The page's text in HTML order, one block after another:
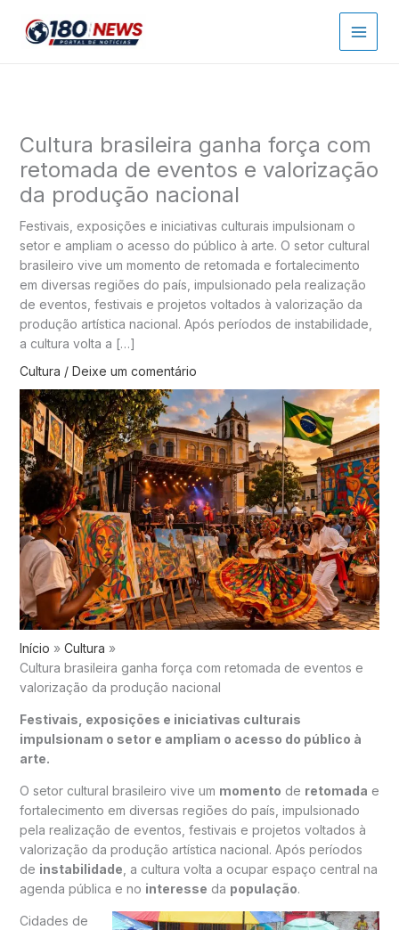
para
Cultura brasileira ganha força com
retomada de eventos e valorização
da produção nacional
Festivais, exposições e iniciativas culturais impulsionam o
setor e ampliam o acesso do público à arte. O setor cultural
brasileiro vive um momento de retomada e fortalecimento
em diversas regiões do país, impulsionado pela realização
de eventos, festivais e projetos voltados à valorização da
produção artística nacional. Após períodos de instabilidade,
a cultura volta a […]
Cultura / Deixe um comentário
Início
Cultura
Cultura brasileira ganha força com retomada de eventos e
valorização da produção nacional
Festivais, exposições e iniciativas culturais
impulsionam o setor e ampliam o acesso do público à
arte.
O setor cultural brasileiro vive um momento de retomada e
fortalecimento em diversas regiões do país, impulsionado
pela realização de eventos, festivais e projetos voltados à
valorização da produção artística nacional. Após períodos
de instabilidade , a cultura volta a ocupar espaço central na
agenda pública e no interesse da população.
Cidades de